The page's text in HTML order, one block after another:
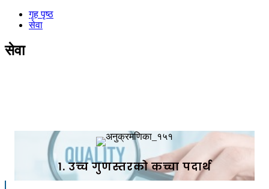
गृह पृष्ठ
सेवा
सेवा
१. उच्च गुणस्तरको कच्चा पदार्थ